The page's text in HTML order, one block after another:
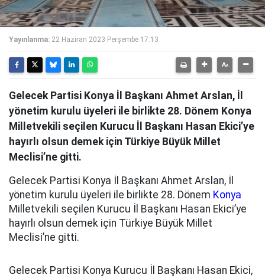
Yayınlanma: 22 Haziran 2023 Perşembe 17:13
Gelecek Partisi Konya İl Başkanı Ahmet Arslan, İl
yönetim kurulu üyeleri ile birlikte 28. Dönem Konya
Milletvekili seçilen Kurucu İl Başkanı Hasan Ekici’ye
hayırlı olsun demek için Türkiye Büyük Millet
Meclisi’ne gitti.
Gelecek Partisi Konya İl Başkanı Ahmet Arslan, İl
yönetim kurulu üyeleri ile birlikte 28. Dönem Konya
Milletvekili seçilen Kurucu İl Başkanı Hasan Ekici’ye
hayırlı olsun demek için Türkiye Büyük Millet
Meclisi’ne gitti.
Gelecek Partisi Konya Kurucu İl Başkanı Hasan Ekici,